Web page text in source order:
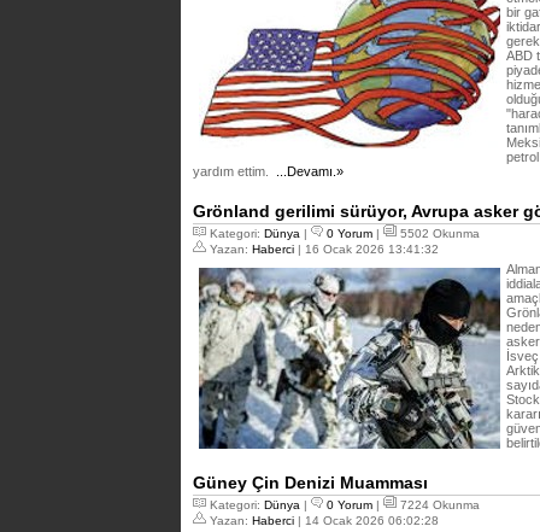
bir
ABD
yardım ettim.
...Devamı.»
Grönland gerilimi sürüyor, Avrupa asker
Kategori: Dünya | 0 Yorum |
5502 Okunma
Yazan: Haberci | 16 Ocak 2026 13:41:32
Güney Çin Denizi Muamması
Kategori: Dünya | 0 Yorum |
7224 Okunma
Yazan: Haberci | 14 Ocak 2026 06:02:28